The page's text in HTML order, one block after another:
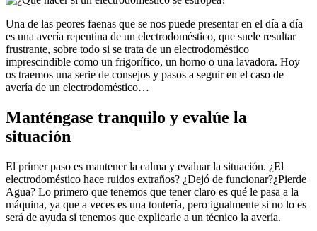
Una de las peores faenas que se nos puede presentar en el día a día
es una avería repentina de un electrodoméstico, que suele resultar
frustrante, sobre todo si se trata de un electrodoméstico
imprescindible como un frigorífico, un horno o una lavadora. Hoy
os traemos una serie de consejos y pasos a seguir en el caso de
avería de un electrodoméstico…
Manténgase tranquilo y evalúe la
situación
El primer paso es mantener la calma y evaluar la situación. ¿El
electrodoméstico hace ruidos extraños? ¿Dejó de funcionar?¿Pierde
Agua? Lo primero que tenemos que tener claro es qué le pasa a la
máquina, ya que a veces es una tontería, pero igualmente si no lo es
será de ayuda si tenemos que explicarle a un técnico la avería.